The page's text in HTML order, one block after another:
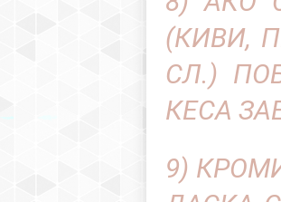
(КИВИ,
СЛ.)
КЕСА
9)